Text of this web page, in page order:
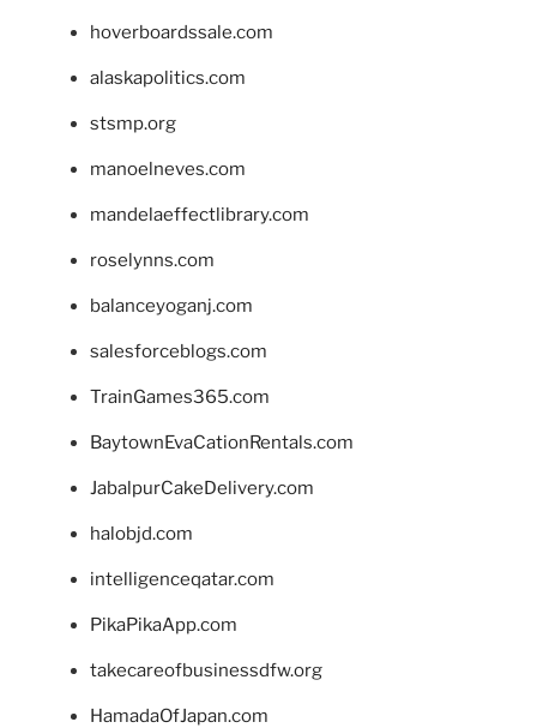
hoverboardssale.com
alaskapolitics.com
stsmp.org
manoelneves.com
mandelaeffectlibrary.com
roselynns.com
balanceyoganj.com
salesforceblogs.com
TrainGames365.com
BaytownEvaCationRentals.com
JabalpurCakeDelivery.com
halobjd.com
intelligenceqatar.com
PikaPikaApp.com
takecareofbusinessdfw.org
HamadaOfJapan.com